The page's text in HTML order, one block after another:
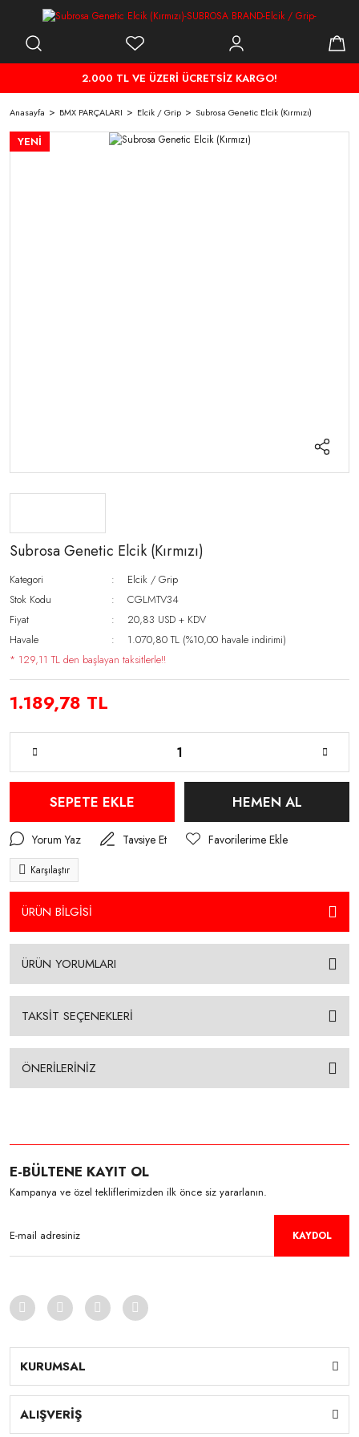
2.000 TL VE ÜZERİ ÜCRETSİZ KARGO!
Anasayfa BMX PARÇALARI Elcik / Grip Subrosa Genetic Elcik (Kırmızı)
YENİ
Subrosa Genetic Elcik (Kırmızı)
Kategori
Elcik / Grip
Stok Kodu
CGLMTV34
Fiyat
20,83 USD + KDV
Havale
1.070,80 TL (%10,00 havale indirimi)
* 129,11 TL den başlayan taksitlerle!!
1.189,78 TL
SEPETE EKLE HEMEN AL
Yorum Yaz Tavsiye Et
Karşılaştır
ÜRÜN BİLGİSİ
ÜRÜN YORUMLARI
TAKSİT SEÇENEKLERİ
ÖNERİLERİNİZ
E-BÜLTENE KAYIT OL
Kampanya ve özel tekliflerimizden ilk önce siz yararlanın.
KAYDOL
KURUMSAL
ALIŞVERİŞ